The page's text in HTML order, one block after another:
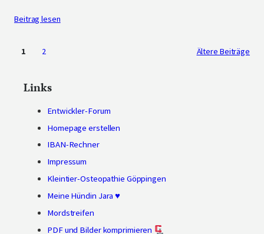
Beitrag lesen
1 2 Ältere Beiträge
Links
Entwickler-Forum
Homepage erstellen
IBAN-Rechner
Impressum
Kleintier-Osteopathie Göppingen
Meine Hündin Jara ♥
Mordstreifen
PDF und Bilder komprimieren